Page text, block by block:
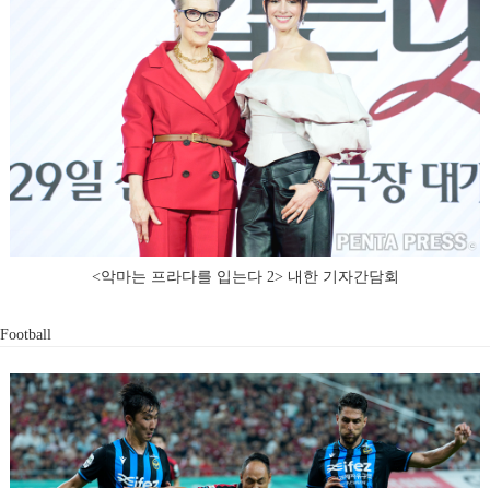
<악마는 프라다를 입는다 2> 내한 기자간담회
Football